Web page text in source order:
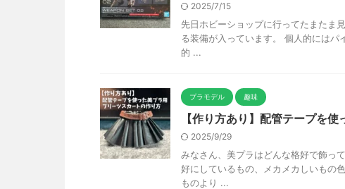
2025/7/15
先日ホビーショップに行ってたまたま
る装備が入っています。 個人的にはパ
的 ...
プラモデル 趣味
【作り方あり】配管テープを
2025/9/29
みなさん、美プラはどんな格好で飾っ
好にしているもの、メカメカしいもの
ものより ...